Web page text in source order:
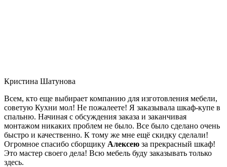
Кристина Шатунова
Всем, кто еще выбирает компанию для изготовления мебели,
советую Кухни мол! Не пожалеете! Я заказывала шкаф-купе в
спальню. Начиная с обсуждения заказа и заканчивая
монтажом никаких проблем не было. Все было сделано очень
быстро и качественно. К тому же мне ещё скидку сделали!
Огромное спасибо сборщику Алексею за прекрасный шкаф!
Это мастер своего дела! Всю мебель буду заказывать только
здесь.